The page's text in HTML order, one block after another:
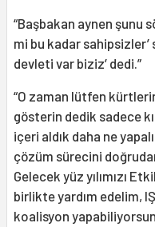
“Başbakan aynen şunu
mi bu kadar sahipsizler’
devleti var biziz’ dedi.”
“O zaman lütfen
gösterin dedik sadece
içeri aldık daha ne
çözüm sürecini
Gelecek yüz yılımızı
birlikte yardım edelim,
koalisyon